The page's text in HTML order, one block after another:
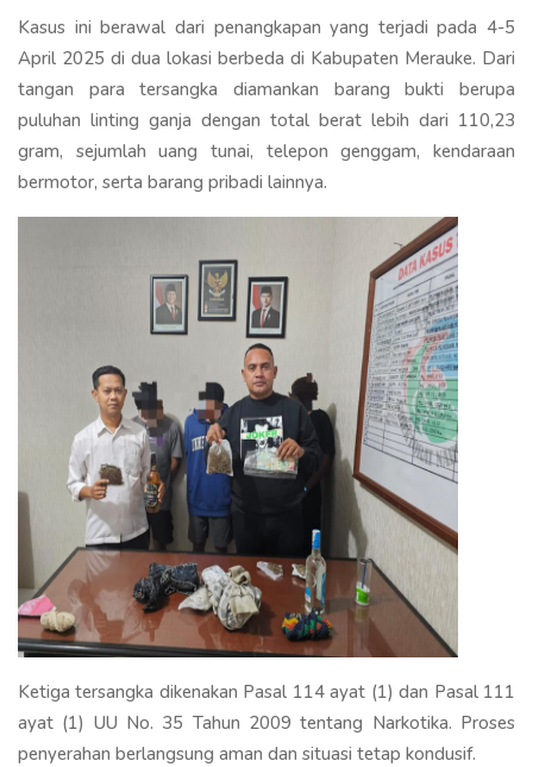
Kasus ini berawal dari penangkapan yang terjadi pada 4-5
April 2025 di dua lokasi berbeda di Kabupaten Merauke. Dari
tangan para tersangka diamankan barang bukti berupa
puluhan linting ganja dengan total berat lebih dari 110,23
gram, sejumlah uang tunai, telepon genggam, kendaraan
bermotor, serta barang pribadi lainnya.
Ketiga tersangka dikenakan Pasal 114 ayat (1) dan Pasal 111
ayat (1) UU No. 35 Tahun 2009 tentang Narkotika. Proses
penyerahan berlangsung aman dan situasi tetap kondusif.